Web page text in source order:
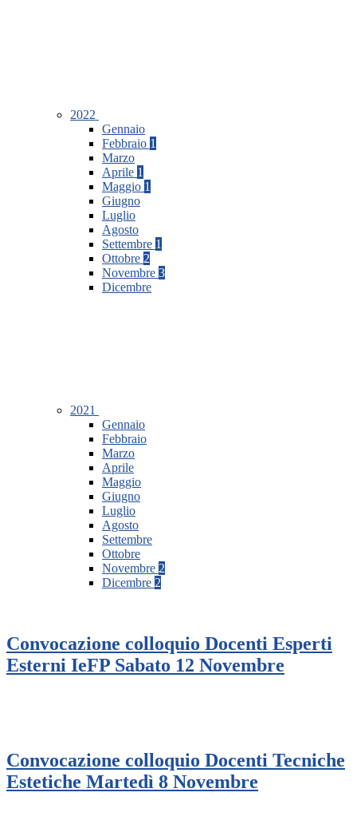
2022
Gennaio
Febbraio 1
Marzo
Aprile 1
Maggio 1
Giugno
Luglio
Agosto
Settembre 1
Ottobre 2
Novembre 3
Dicembre
2021
Gennaio
Febbraio
Marzo
Aprile
Maggio
Giugno
Luglio
Agosto
Settembre
Ottobre
Novembre 2
Dicembre 2
Convocazione colloquio Docenti Esperti
Esterni IeFP Sabato 12 Novembre
Convocazione colloquio Docenti Tecniche
Estetiche Martedì 8 Novembre